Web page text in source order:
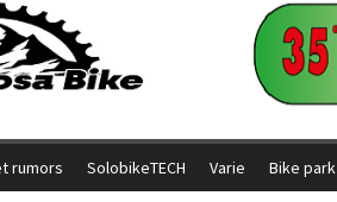
rumors SolobikeTECH Varie Bike park